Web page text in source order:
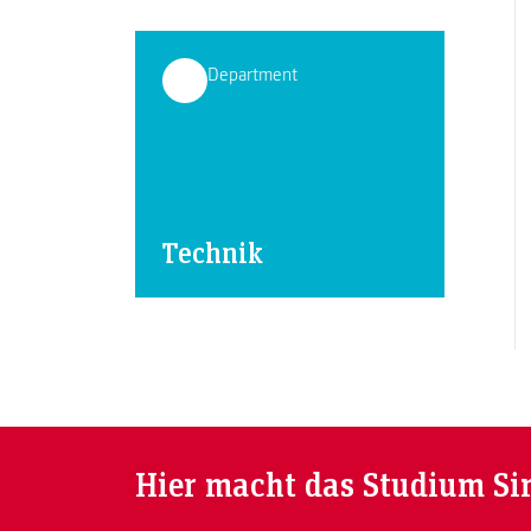
Department
Technik
Hier macht das Studium